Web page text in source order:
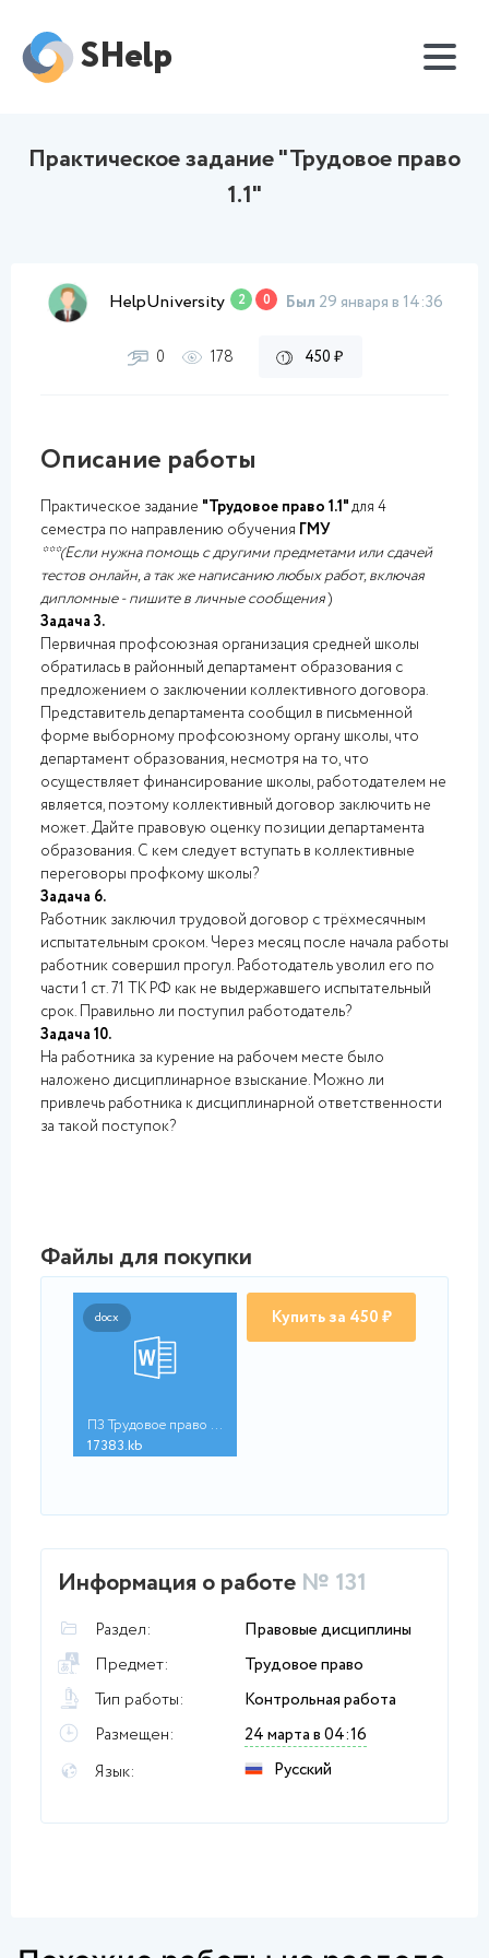
SHelp
Практическое задание "Трудовое право
1.1"
HelpUniversity 2 0 Был 29 января в 14:36
0 178 450 ₽
Описание работы
Практическое задание "Трудовое право 1.1"для 4
семестра по направлению обучения ГМУ
***(Если нужна помощь с другими предметами или сдачей
тестов онлайн, а так же написанию любых работ, включая
дипломные - пишите в личные сообщения)
Задача 3.
Первичная профсоюзная организация средней школы
обратилась в районный департамент образования с
предложением о заключении коллективного договора.
Представитель департамента сообщил в письменной
форме выборному профсоюзному органу школы, что
департамент образования, несмотря на то, что
осуществляет финансирование школы, работодателем не
является, поэтому коллективный договор заключить не
может. Дайте правовую оценку позиции департамента
образования. С кем следует вступать в коллективные
переговоры профкому школы?
Задача 6.
Работник заключил трудовой договор с трёхмесячным
испытательным сроком. Через месяц после начала работы
работник совершил прогул. Работодатель уволил его по
части 1 ст. 71 ТК РФ как не выдержавшего испытательный
срок. Правильно ли поступил работодатель?
Задача 10.
На работника за курение на рабочем месте было
наложено дисциплинарное взыскание. Можно ли
привлечь работника к дисциплинарной ответственности
за такой поступок?
Файлы для покупки
docx
ПЗ Трудовое право (1...
17383.kb
Купить за 450 ₽
Информация о работе № 131
Раздел:
Правовые дисциплины
Предмет:
Трудовое право
Тип работы:
Контрольная работа
Размещен:
24 марта в 04:16
Язык:
Русский